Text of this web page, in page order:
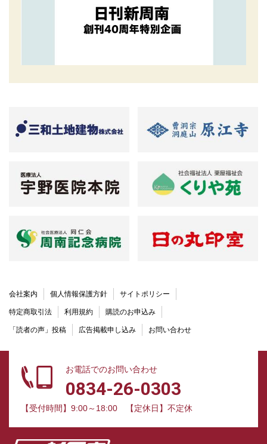
会社案内 個人情報保護方針 サイトポリシー
特定商取引法 利用規約 購読のお申込み
「読者の声」投稿 広告掲載申し込み お問い合わせ
お電話でのお問い合わせ
0834-26-0303
【受付時間】9:00～18:00 【定休日】不定休